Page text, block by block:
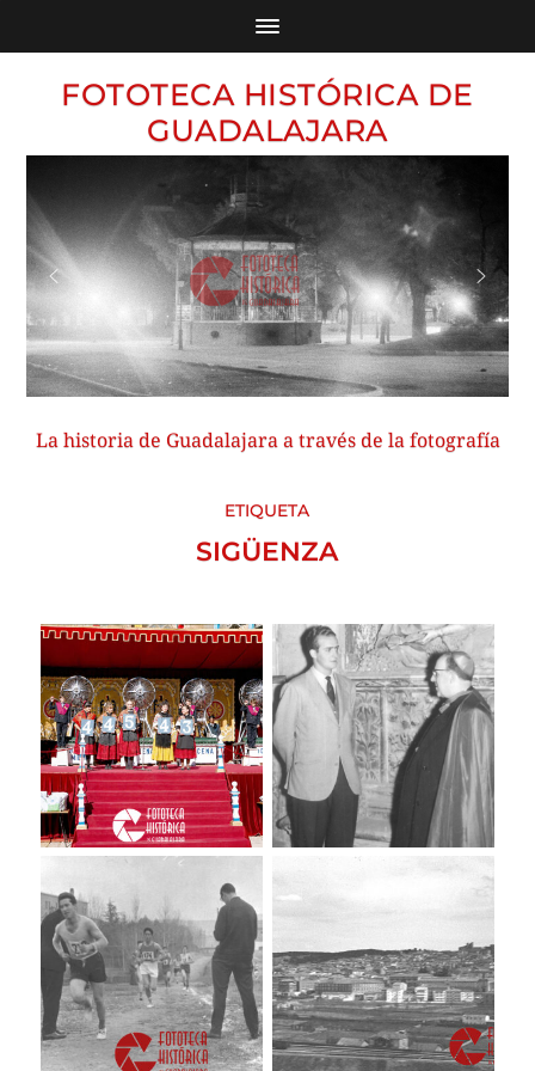
FOTOTECA HISTÓRICA DE
GUADALAJARA
La historia de Guadalajara a través de la fotografía
ETIQUETA
SIGÜENZA